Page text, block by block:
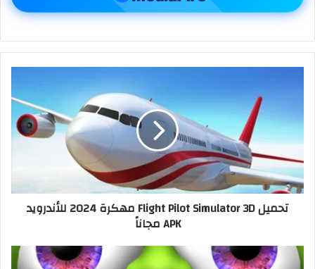
تحميل Flight Pilot Simulator 3D مهكرة 2024 للأندرويد
APK مجاناً